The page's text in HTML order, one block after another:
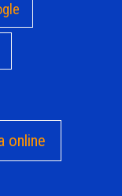
online